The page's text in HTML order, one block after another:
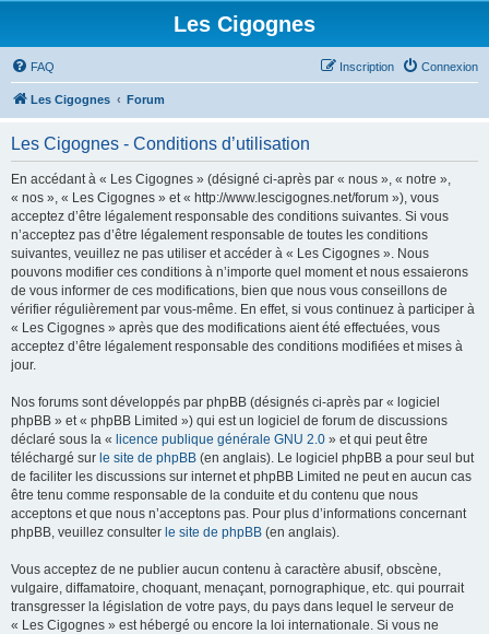
Les Cigognes
FAQ Connexion
Inscription
Les Cigognes Forum
Les Cigognes - Conditions d’utilisation
En accédant à « Les Cigognes » (désigné ci-après par « nous », « notre »,
« nos », « Les Cigognes » et « http://www.lescigognes.net/forum »), vous
acceptez d’être légalement responsable des conditions suivantes. Si vous
n’acceptez pas d’être légalement responsable de toutes les conditions
suivantes, veuillez ne pas utiliser et accéder à « Les Cigognes ». Nous
pouvons modifier ces conditions à n’importe quel moment et nous essaierons
de vous informer de ces modifications, bien que nous vous conseillons de
vérifier régulièrement par vous-même. En effet, si vous continuez à participer à
« Les Cigognes » après que des modifications aient été effectuées, vous
acceptez d’être légalement responsable des conditions modifiées et mises à
jour.
Nos forums sont développés par phpBB (désignés ci-après par « logiciel
phpBB » et « phpBB Limited ») qui est un logiciel de forum de discussions
déclaré sous la « licence publique générale GNU 2.0 » et qui peut être
téléchargé sur le site de phpBB (en anglais). Le logiciel phpBB a pour seul but
de faciliter les discussions sur internet et phpBB Limited ne peut en aucun cas
être tenu comme responsable de la conduite et du contenu que nous
acceptons et que nous n’acceptons pas. Pour plus d’informations concernant
phpBB, veuillez consulter le site de phpBB (en anglais).
Vous acceptez de ne publier aucun contenu à caractère abusif, obscène,
vulgaire, diffamatoire, choquant, menaçant, pornographique, etc. qui pourrait
transgresser la législation de votre pays, du pays dans lequel le serveur de
« Les Cigognes » est hébergé ou encore la loi internationale. Si vous ne